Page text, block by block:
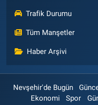
Trafik Durumu
Tüm Manşetler
Haber Arşivi
Nevşehir'de Bugün
Ekonomi
Spor